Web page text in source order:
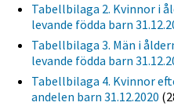
Tabellbilaga 2. Kvinnor i
levande födda barn
Tabellbilaga 3. Män i
levande födda barn
Tabellbilaga 4. Kvinnor
andelen barn 31.12.2020